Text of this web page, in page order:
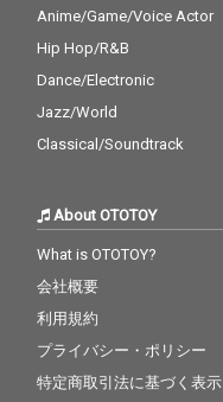
Anime/Game/Voice Actor
Hip Hop/R&B
Dance/Electronic
Jazz/World
Classical/Soundtrack
About OTOTOY
What is OTOTOY?
会社概要
利用規約
プライバシー・ポリシー
特定商取引法に基づく表示